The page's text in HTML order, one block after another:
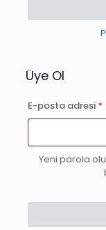
Üye Ol
E-posta adresi *
Yeni parola